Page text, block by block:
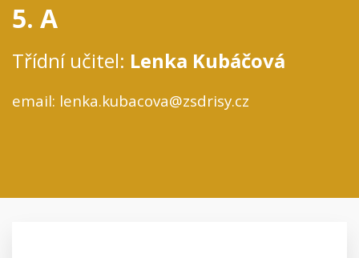
5. A
Třídní učitel: Lenka Kubáčová
email: lenka.kubacova@zsdrisy.cz